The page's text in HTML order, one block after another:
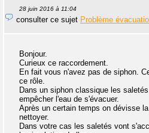
28 juin 2016 à 11:04
consulter ce sujet Problème
Bonjour.
Curieux ce raccordement.
En fait vous n'avez pas de siphon.
ce rôle.
Dans un siphon classique les
empêcher l'eau de s'évacuer.
Après un certain temps on dévisse
nettoyer.
Dans votre cas les saletés vont